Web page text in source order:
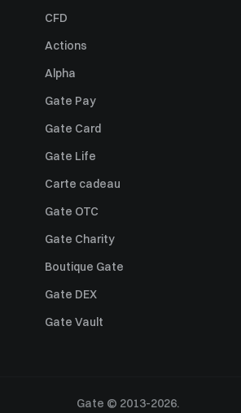
CFD
Actions
Alpha
Gate Pay
Gate Card
Gate Life
Carte cadeau
Gate OTC
Gate Charity
Boutique Gate
Gate DEX
Gate Vault
Gate © 2013-2026.